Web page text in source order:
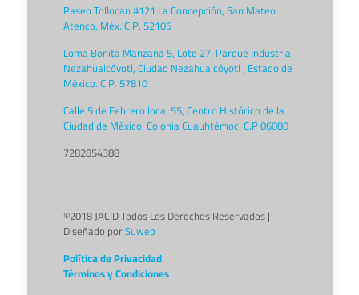
Paseo Tollocan #121 La Concepción, San Mateo
Atenco, Méx. C.P. 52105
Loma Bonita Manzana 5, Lote 27, Parque Industrial
Nezahualcóyotl, Ciudad Nezahualcóyotl , Estado de
México. C.P. 57810
Calle 5 de Febrero local 55, Centro Histórico de la
Ciudad de México, Colonia Cuauhtémoc, C.P 06080
7282854388
©2018 JACID Todos Los Derechos Reservados |
Diseñado porSuweb
Política de Privacidad
Términos y Condiciones